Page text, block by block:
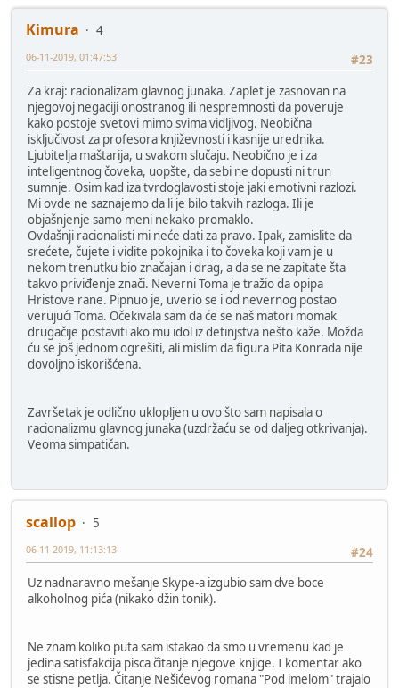
Kimura
4
#23
06-11-2019, 01:47:53
Za kraj: racionalizam glavnog junaka. Zaplet je zasnovan na
njegovoj negaciji onostranog ili nespremnosti da poveruje
kako postoje svetovi mimo svima vidljivog. Neobična
isključivost za profesora književnosti i kasnije urednika.
Ljubitelja maštarija, u svakom slučaju. Neobično je i za
inteligentnog čoveka, uopšte, da sebi ne dopusti ni trun
sumnje. Osim kad iza tvrdoglavosti stoje jaki emotivni razlozi.
Mi ovde ne saznajemo da li je bilo takvih razloga. Ili je
objašnjenje samo meni nekako promaklo.
Ovdašnji racionalisti mi neće dati za pravo. Ipak, zamislite da
srećete, čujete i vidite pokojnika i to čoveka koji vam je u
nekom trenutku bio značajan i drag, a da se ne zapitate šta
takvo priviđenje znači. Neverni Toma je tražio da opipa
Hristove rane. Pipnuo je, uverio se i od nevernog postao
verujući Toma. Očekivala sam da će se naš matori momak
drugačije postaviti ako mu idol iz detinjstva nešto kaže. Možda
ću se još jednom ogrešiti, ali mislim da figura Pita Konrada nije
dovoljno iskorišćena.
Završetak je odlično uklopljen u ovo što sam napisala o
racionalizmu glavnog junaka (uzdržaću se od daljeg otkrivanja).
Veoma simpatičan.
scallop
5
#24
06-11-2019, 11:13:13
Uz nadnaravno mešanje Skype-a izgubio sam dve boce
alkoholnog pića (nikako džin tonik).
Ne znam koliko puta sam istakao da smo u vremenu kad je
jedina satisfakcija pisca čitanje njegove knjige. I komentar ako
se stisne petlja. Čitanje Nešićevog romana "Pod imelom" trajalo